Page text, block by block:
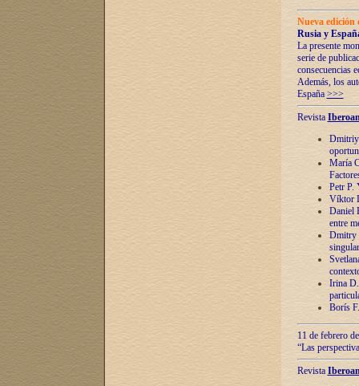
Nueva
Rusia y
La presente
serie de
consecuencias
Además, los
España >>>
Revista
Dmitriy
María
Petr P.
Víktor
Daniel
entre
Dmitry
Irina
Borís
11 de febrero
“Las
Revista